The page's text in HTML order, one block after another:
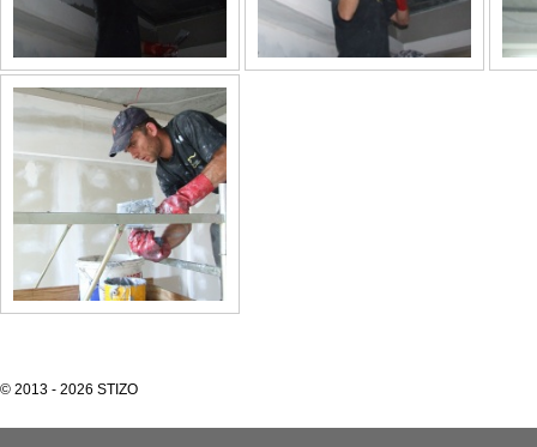
© 2013 - 2026 STIZO